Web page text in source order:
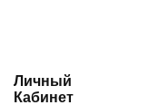
Личный
Кабинет